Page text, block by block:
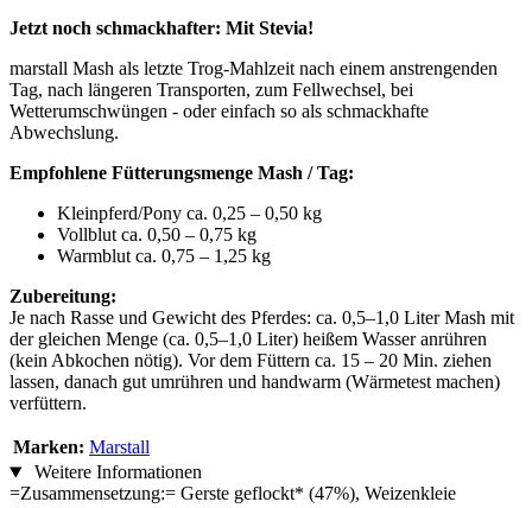
Jetzt noch schmackhafter: Mit Stevia!
marstall Mash als letzte Trog-Mahlzeit nach einem anstrengenden
Tag, nach längeren Transporten, zum Fellwechsel, bei
Wetterumschwüngen - oder einfach so als schmackhafte
Abwechslung.
Empfohlene Fütterungsmenge Mash / Tag:
Kleinpferd/Pony ca. 0,25 – 0,50 kg
Vollblut ca. 0,50 – 0,75 kg
Warmblut ca. 0,75 – 1,25 kg
Zubereitung:
Je nach Rasse und Gewicht des Pferdes: ca. 0,5–1,0 Liter Mash mit
der gleichen Menge (ca. 0,5–1,0 Liter) heißem Wasser anrühren
(kein Abkochen nötig). Vor dem Füttern ca. 15 – 20 Min. ziehen
lassen, danach gut umrühren und handwarm (Wärmetest machen)
verfüttern.
Marken: Marstall
Weitere Informationen
=Zusammensetzung:= Gerste geflockt* (47%), Weizenkleie